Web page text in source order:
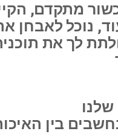
מתקדם,
לך את